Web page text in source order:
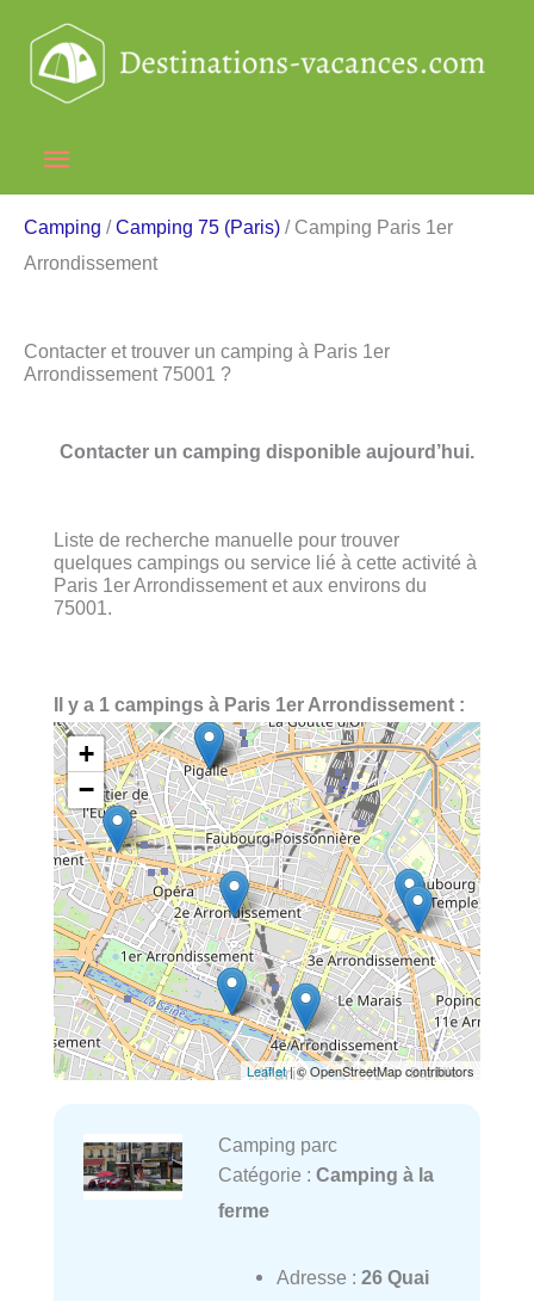
contenu
Menu
principal
Camping /Camping 75 (Paris) / Camping Paris 1er
Arrondissement
Contacter et trouver un camping à Paris 1er
Arrondissement 75001 ?
Contacter un camping disponible aujourd’hui.
Liste de recherche manuelle pour trouver
quelques campings ou service lié à cette activité à
Paris 1er Arrondissement et aux environs du
75001.
Il y a 1 campings à Paris 1er Arrondissement :
+
−
Leaflet| © OpenStreetMap contributors
Camping parc
Catégorie : Camping à la
ferme
Adresse : 26 Quai